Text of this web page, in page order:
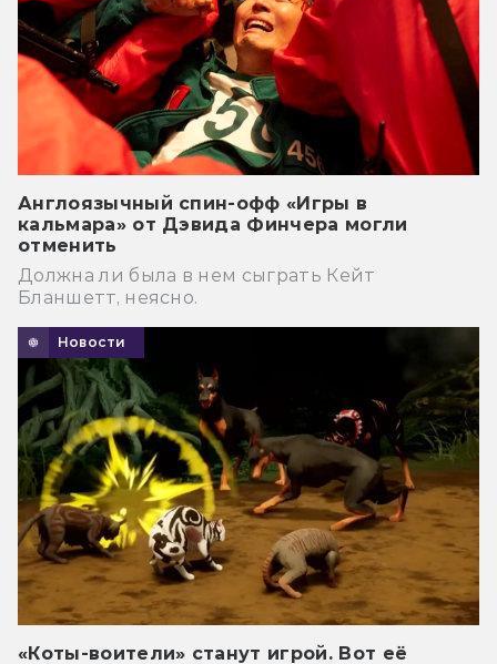
Англоязычный спин-офф «Игры в
кальмара» от Дэвида Финчера могли
отменить
Должна ли была в нем сыграть Кейт
Бланшетт, неясно.
Новости
«Коты-воители» станут игрой. Вот её